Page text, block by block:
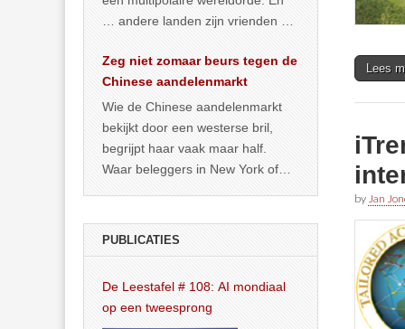
Lees
by Jan
… andere landen zijn vrienden of
Zeg niet zomaar beurs tegen de
Chinese aandelenmarkt
Wie de Chinese aandelenmarkt
bekijkt door een westerse bril,
begrijpt haar vaak maar half.
Waar beleggers in New York of
PUBLICATIES
De Leestafel # 108: AI mondiaal
op een tweesprong